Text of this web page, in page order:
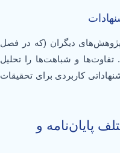
پژوهش‌های دیگران (که در فصل
تفاوت‌ها و شباهت‌ها را تحلیل
کاربردی برای تحقیقات
پایان‌نامه و